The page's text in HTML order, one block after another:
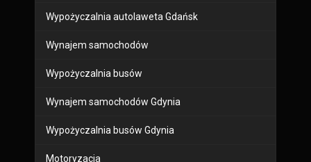
Wypożyczalnia autolaweta Gdańsk
Wynajem samochodów
Wypożyczalnia busów
Wynajem samochodów Gdynia
Wypożyczalnia busów Gdynia
Motoryzacja